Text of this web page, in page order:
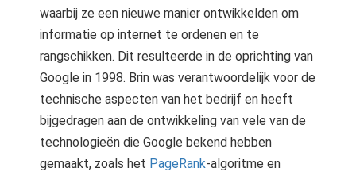
waarbij ze een nieuwe manier ontwikkelden om
informatie op internet te ordenen en te
rangschikken. Dit resulteerde in de oprichting van
Google in 1998. Brin was verantwoordelijk voor de
technische aspecten van het bedrijf en heeft
bijgedragen aan de ontwikkeling van vele van de
technologieën die Google bekend hebben
gemaakt, zoals het PageRank-algoritme en